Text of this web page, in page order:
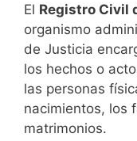
El Registro Civil
organismo
de Justicia
los hechos o
las personas
nacimientos, los
matrimonios.